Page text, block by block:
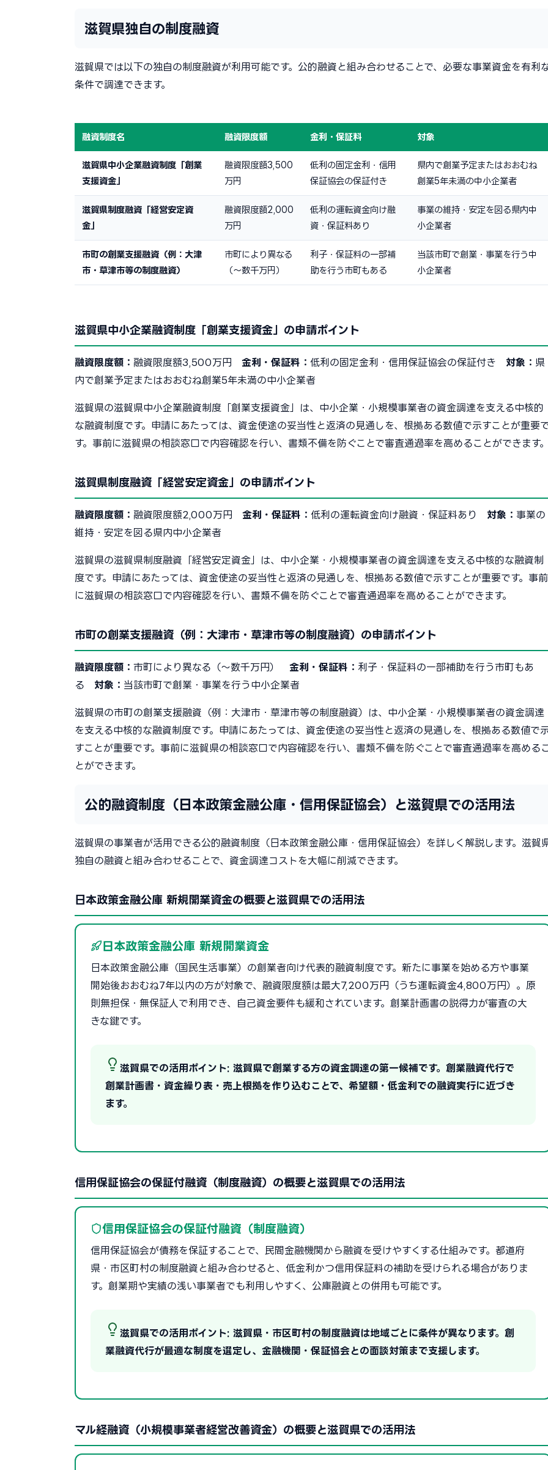
滋賀県独自の制度融資
滋賀県では以下の独自の制度融資が利用可能です。公的融資と組み合わせることで、必要な事業資金を有利
条件で調達できます。
融資制度名 融資限度額 金利・保証料 対象
滋賀県中小企業融資制度「創業
支援資金」
融資限度額3,500
万円
低利の固定金利・信用
保証協会の保証付き
県内で創業予定またはおおむね
創業5年未満の中小企業者
滋賀県制度融資「経営安定資
金」
融資限度額2,000
万円
低利の運転資金向け融
資・保証料あり
事業の維持・安定を図る県内中
小企業者
市町の創業支援融資（例：大津
市・草津市等の制度融資）
市町により異なる
（〜数千万円）
利子・保証料の一部補
助を行う市町もある
当該市町で創業・事業を行う中
小企業者
滋賀県中小企業融資制度「創業支援資金」の申請ポイント
融資限度額： 融資限度額3,500万円 金利・保証料： 低利の固定金利・信用保証協会の保証付き 対象： 県
内で創業予定またはおおむね創業5年未満の中小企業者
滋賀県の滋賀県中小企業融資制度「創業支援資金」は、中小企業・小規模事業者の資金調達を支える中核的
な融資制度です。申請にあたっては、資金使途の妥当性と返済の見通しを、根拠ある数値で示すことが重要
す。事前に滋賀県の相談窓口で内容確認を行い、書類不備を防ぐことで審査通過率を高めることができます。
滋賀県制度融資「経営安定資金」の申請ポイント
融資限度額： 融資限度額2,000万円 金利・保証料： 低利の運転資金向け融資・保証料あり 対象： 事業の
維持・安定を図る県内中小企業者
滋賀県の滋賀県制度融資「経営安定資金」は、中小企業・小規模事業者の資金調達を支える中核的な融資制
度です。申請にあたっては、資金使途の妥当性と返済の見通しを、根拠ある数値で示すことが重要です。事前
に滋賀県の相談窓口で内容確認を行い、書類不備を防ぐことで審査通過率を高めることができます。
市町の創業支援融資（例：大津市・草津市等の制度融資）の申請ポイント
融資限度額： 市町により異なる（〜数千万円） 金利・保証料： 利子・保証料の一部補助を行う市町もあ
る 対象： 当該市町で創業・事業を行う中小企業者
滋賀県の市町の創業支援融資（例：大津市・草津市等の制度融資）は、中小企業・小規模事業者の資金調達
を支える中核的な融資制度です。申請にあたっては、資金使途の妥当性と返済の見通しを、根拠ある数値で
すことが重要です。事前に滋賀県の相談窓口で内容確認を行い、書類不備を防ぐことで審査通過率を高める
とができます。
公的融資制度（日本政策金融公庫・信用保証協会）と滋賀県での活用法
滋賀県の事業者が活用できる公的融資制度（日本政策金融公庫・信用保証協会）を詳しく解説します。滋賀
独自の融資と組み合わせることで、資金調達コストを大幅に削減できます。
日本政策金融公庫 新規開業資金の概要と滋賀県での活用法
日本政策金融公庫 新規開業資金
日本政策金融公庫（国民生活事業）の創業者向け代表的融資制度です。新たに事業を始める方や事業
開始後おおむね7年以内の方が対象で、融資限度額は最大7,200万円（うち運転資金4,800万円）。原
則無担保・無保証人で利用でき、自己資金要件も緩和されています。創業計画書の説得力が審査の大
きな鍵です。
滋賀県での活用ポイント: 滋賀県で創業する方の資金調達の第一候補です。創業融資代行で
創業計画書・資金繰り表・売上根拠を作り込むことで、希望額・低金利での融資実行に近づき
ます。
信用保証協会の保証付融資（制度融資）の概要と滋賀県での活用法
信用保証協会の保証付融資（制度融資）
信用保証協会が債務を保証することで、民間金融機関から融資を受けやすくする仕組みです。都道府
県・市区町村の制度融資と組み合わせると、低金利かつ信用保証料の補助を受けられる場合がありま
す。創業期や実績の浅い事業者でも利用しやすく、公庫融資との併用も可能です。
滋賀県での活用ポイント: 滋賀県・市区町村の制度融資は地域ごとに条件が異なります。創
業融資代行が最適な制度を選定し、金融機関・保証協会との面談対策まで支援します。
マル経融資（小規模事業者経営改善資金）の概要と滋賀県での活用法